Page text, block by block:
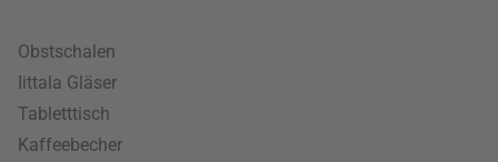
Obstschalen
Iittala Gläser
Tabletttisch
Kaffeebecher